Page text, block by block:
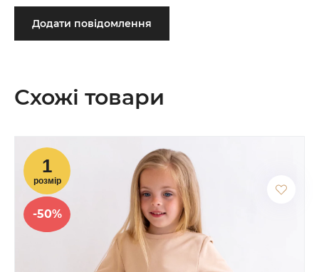
Додати повідомлення
Схожі товари
-50%